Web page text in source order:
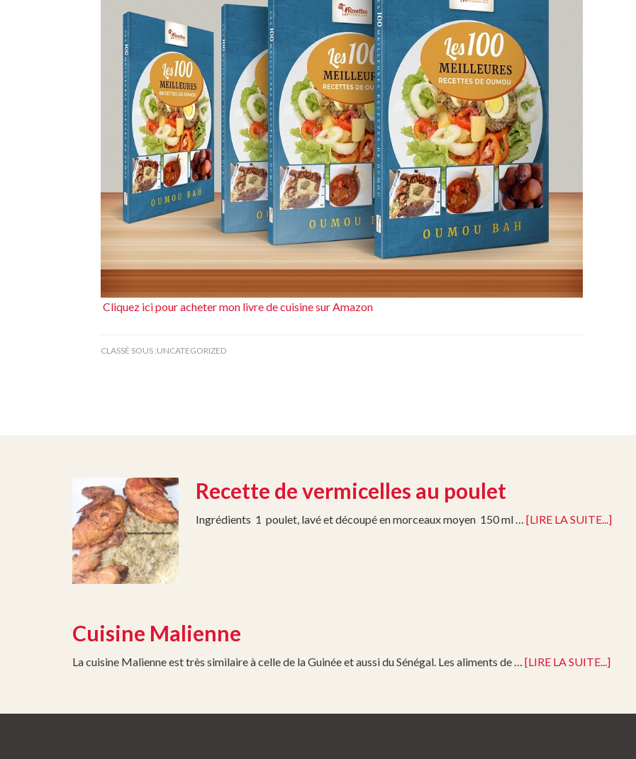
Cliquez ici pour acheter mon livre de cuisine sur Amazon
CLASSÉ SOUS :UNCATEGORIZED
Recette de vermicelles au poulet
Ingrédients 1 poulet, lavé et découpé en morceaux moyen 150 ml … [LIRE LA SUITE...]
Cuisine Malienne
La cuisine Malienne est très similaire à celle de la Guinée et aussi du Sénégal. Les aliments de … [LIRE LA SUITE...]